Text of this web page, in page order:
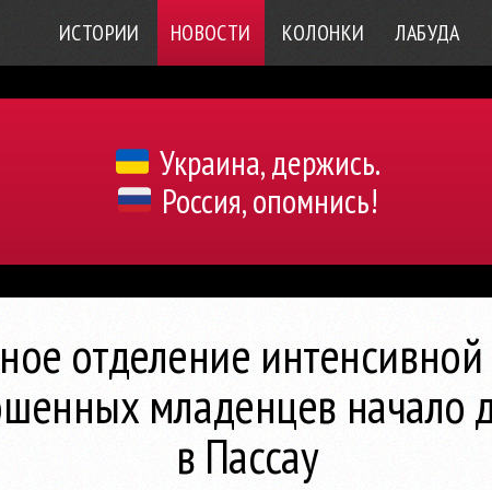
ИСТОРИИ НОВОСТИ КОЛОНКИ ЛАБУДА
Украина, держись.
Россия, опомнись!
отделение
младенцев начало
в Пассау